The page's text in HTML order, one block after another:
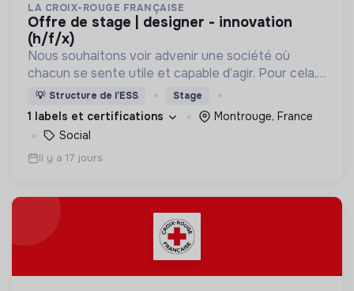
LA CROIX-ROUGE FRANÇAISE
offre de stage | designer - innovation
(h/f/x)
Nous souhaitons voir advenir une société où
chacun se sente utile et capable d’agir. Pour cela,
nous proposons des moyens et des lieux
d’engagement innovants et adaptés à tous.
💡 Structure de l’ESS Stage
1 labels et certifications
Montrouge, France
Social
Il y a 17 jours